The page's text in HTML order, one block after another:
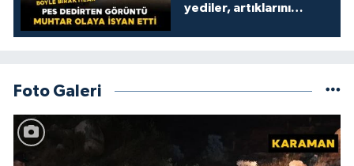
yediler, artıklarını
Foto Galeri